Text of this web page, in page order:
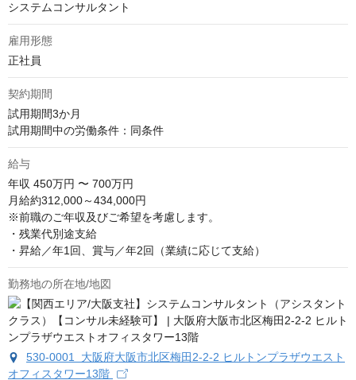
システムコンサルタント
雇用形態
正社員
契約期間
試用期間3か月
試用期間中の労働条件：同条件
給与
年収 450万円 〜 700万円
月給約312,000～434,000円
※前職のご年収及びご希望を考慮します。
・残業代別途支給
・昇給／年1回、賞与／年2回（業績に応じて支給）
勤務地の所在地/地図
530-0001 大阪府大阪市北区梅田2-2-2 ヒルトンプラザウエスト
オフィスタワー13階